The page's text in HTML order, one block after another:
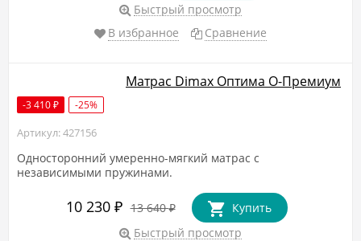
Быстрый просмотр
В избранное
Сравнение
Матрас Dimax Оптима О-Премиум
-3 410 ₽ -25%
Артикул: 427156
Односторонний умеренно-мягкий матрас с
независимыми пружинами.
10 230 ₽ 13 640₽
Купить
Быстрый просмотр